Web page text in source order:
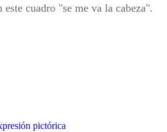
cuadro "se me va la cabeza".
pictórica